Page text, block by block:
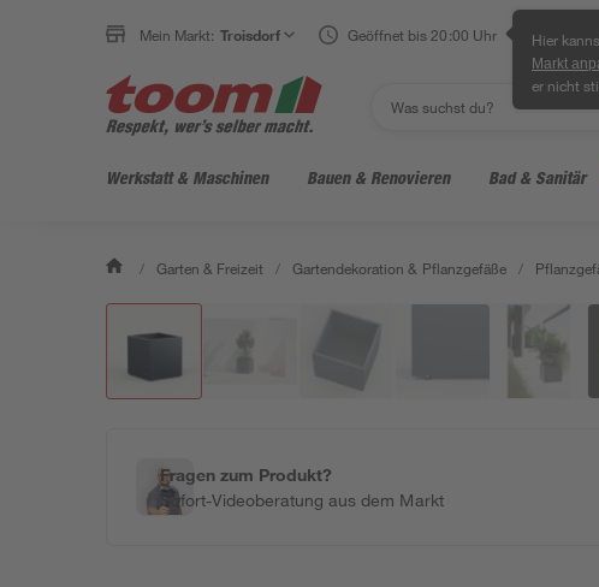
Mein Markt: Troisdorf Geöffnet bis 20:00 Uhr Hier
Markt
er nicht
Werkstatt & Maschinen Bauen & Renovieren Bad & Sanitär
/ Garten & Freizeit / Gartendekoration & Pflanzgefäße /
Fragen zum Produkt?
Sofort-Videoberatung aus dem Markt